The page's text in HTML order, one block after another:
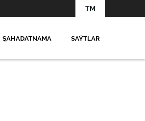
TM
ŞAHADATNAMA SAÝTLAR